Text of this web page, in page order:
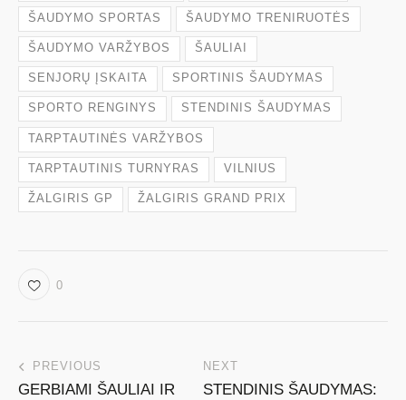
ŠAUDYMO SPORTAS ŠAUDYMO TRENIRUOTĖS
ŠAUDYMO VARŽYBOS ŠAULIAI
SENJORŲ ĮSKAITA SPORTINIS ŠAUDYMAS
SPORTO RENGINYS STENDINIS ŠAUDYMAS
TARPTAUTINĖS VARŽYBOS
TARPTAUTINIS TURNYRAS VILNIUS
ŽALGIRIS GP ŽALGIRIS GRAND PRIX
0
PREVIOUS
GERBIAMI ŠAULIAI IR
NEXT
STENDINIS ŠAUDYMAS: